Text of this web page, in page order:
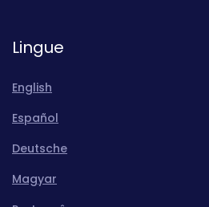
Lingue
English
Español
Deutsche
Magyar